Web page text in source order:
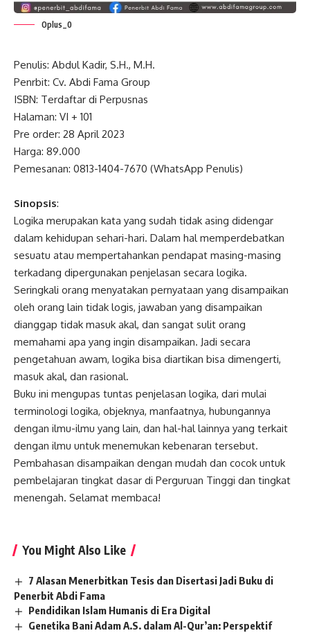
Oplus_0
Penulis: Abdul Kadir, S.H., M.H.
Penrbit: Cv. Abdi Fama Group
ISBN: Terdaftar di Perpusnas
Halaman: VI + 101
Pre order: 28 April 2023
Harga: 89.000
Pemesanan: 0813-1404-7670 (WhatsApp Penulis)
Sinopsis:
Logika merupakan kata yang sudah tidak asing didengar
dalam kehidupan sehari-hari. Dalam hal memperdebatkan
sesuatu atau mempertahankan pendapat masing-masing
terkadang dipergunakan penjelasan secara logika.
Seringkali orang menyatakan pernyataan yang disampaikan
oleh orang lain tidak logis, jawaban yang disampaikan
dianggap tidak masuk akal, dan sangat sulit orang
memahami apa yang ingin disampaikan. Jadi secara
pengetahuan awam, logika bisa diartikan bisa dimengerti,
masuk akal, dan rasional.
Buku ini mengupas tuntas penjelasan logika, dari mulai
terminologi logika, objeknya, manfaatnya, hubungannya
dengan ilmu-ilmu yang lain, dan hal-hal lainnya yang terkait
dengan ilmu untuk menemukan kebenaran tersebut.
Pembahasan disampaikan dengan mudah dan cocok untuk
pembelajaran tingkat dasar di Perguruan Tinggi dan tingkat
menengah. Selamat membaca!
You Might Also Like
7 Alasan Menerbitkan Tesis dan Disertasi Jadi Buku di
Penerbit Abdi Fama
Pendidikan Islam Humanis di Era Digital
Genetika Bani Adam A.S. dalam Al-Qur’an: Perspektif